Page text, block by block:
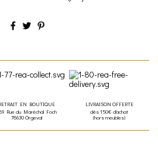
EN BOUTIQUE
Rue du Maréchal Foch
78630 Orgeval
LIVRAISON OFFERTE
dès 150€ d'achat
(hors meubles)